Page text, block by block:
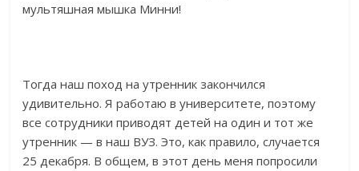
мультяшная мышка Минни!
Тогда наш поход на утренник закончился
удивительно. Я работаю в университете, поэтому
все сотрудники приводят детей на один и тот же
утренник — в наш ВУЗ. Это, как правило, случается
25 декабря. В общем, в этот день меня попросили